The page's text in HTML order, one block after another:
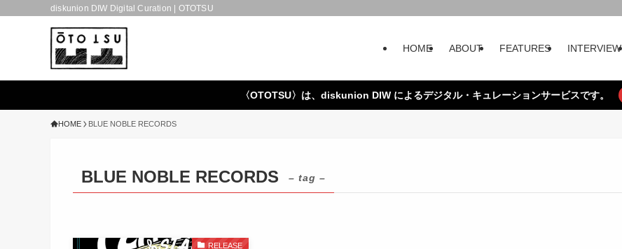
diskunion DIW Digital Curation | OTOTSU
HOME ABOUT FEATURES INTERVIEW
〈OTOTSU〉は、diskunion DIW によるデジタル・キュレーションサービスです。
HOME BLUE NOBLE RECORDS
BLUE NOBLE RECORDS – tag –
RELEASE